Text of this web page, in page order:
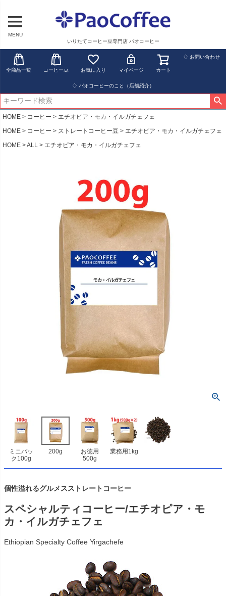
MENU
いりたてコーヒー豆専門店 パオコーヒー
全商品一覧 コーヒー豆 お気に入り マイページ カート
♢ お問い合わせ
♢ パオコーヒーのこと（店舗紹介）
HOME コーヒー
エチオピア・モカ・イルガチェフェ
HOME
コーヒー ストレートコーヒー豆
エチオピア・モカ・イルガチェフェ
HOME
ALL エチオピア・モカ・イルガチェフェ
ミニパッ
ク100g
200g
お徳用
500g
業務用1kg
個性溢れるグルメスストレートコーヒー
スペシャルティコーヒー/エチオピア・モ
カ・イルガチェフェ
Ethiopian Specialty Coffee Yirgachefe